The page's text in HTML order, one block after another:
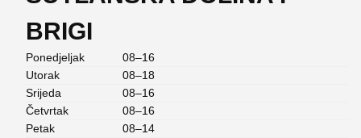
BRIGI
Ponedjeljak
08–16
Utorak
08–18
Srijeda
08–16
Četvrtak
08–16
Petak
08–14